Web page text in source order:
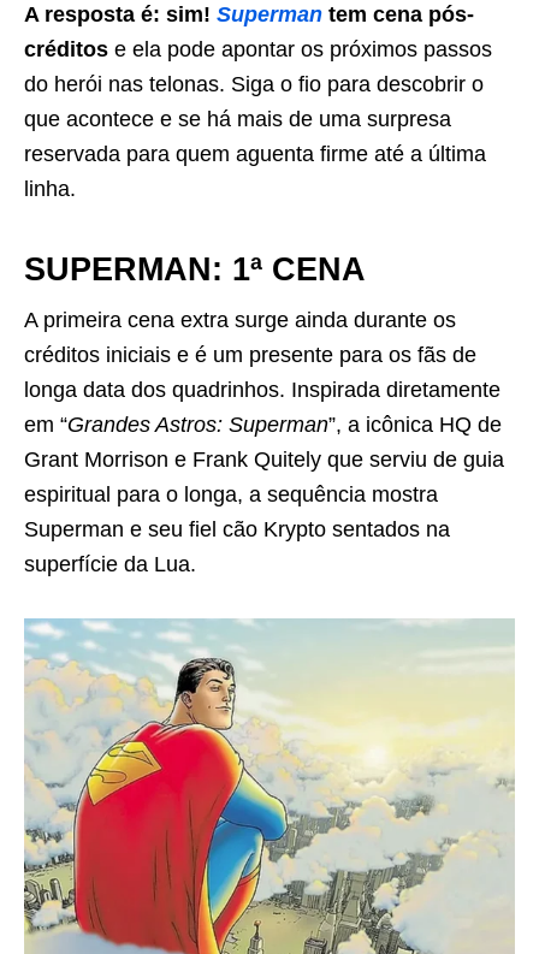
A resposta é: sim! Superman tem cena pós-
créditos e ela pode apontar os próximos passos
do herói nas telonas. Siga o fio para descobrir o
que acontece e se há mais de uma surpresa
reservada para quem aguenta firme até a última
linha.
SUPERMAN: 1ª CENA
A primeira cena extra surge ainda durante os
créditos iniciais e é um presente para os fãs de
longa data dos quadrinhos. Inspirada diretamente
em “Grandes Astros: Superman”, a icônica HQ de
Grant Morrison e Frank Quitely que serviu de guia
espiritual para o longa, a sequência mostra
Superman e seu fiel cão Krypto sentados na
superfície da Lua.